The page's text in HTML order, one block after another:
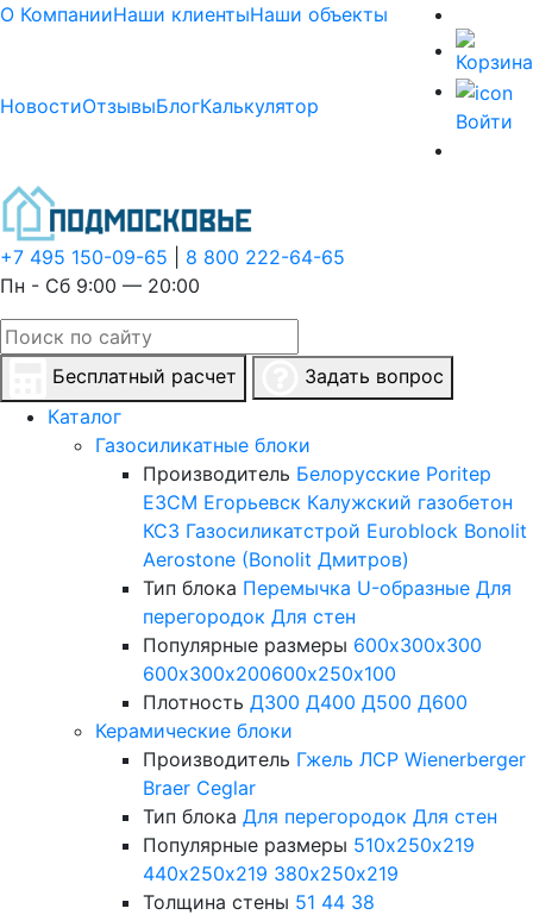
О КомпанииНаши клиентыНаши объекты
НовостиОтзывыБлогКалькулятор
Войти
+7 495 150-09-65
8 800 222-64-65
Пн - Сб 9:00 — 20:00
Бесплатный расчет
Задать вопрос
Каталог
Газосиликатные блоки
Производитель Белорусские Poritep
ЕЗСМ Егорьевск Калужский газобетон
КСЗ Газосиликатстрой Euroblock Bonolit
Aerostone (Bonolit Дмитров)
Тип блока Перемычка U-образные Для
перегородок Для стен
Популярные размеры 600х300х300
600х300х200600х250х100
Плотность Д300 Д400 Д500 Д600
Керамические блоки
Производитель Гжель ЛСР Wienerberger
Braer Ceglar
Тип блока Для перегородок Для стен
Популярные размеры 510х250х219
440х250х219 380х250х219
Толщина стены 51 44 38